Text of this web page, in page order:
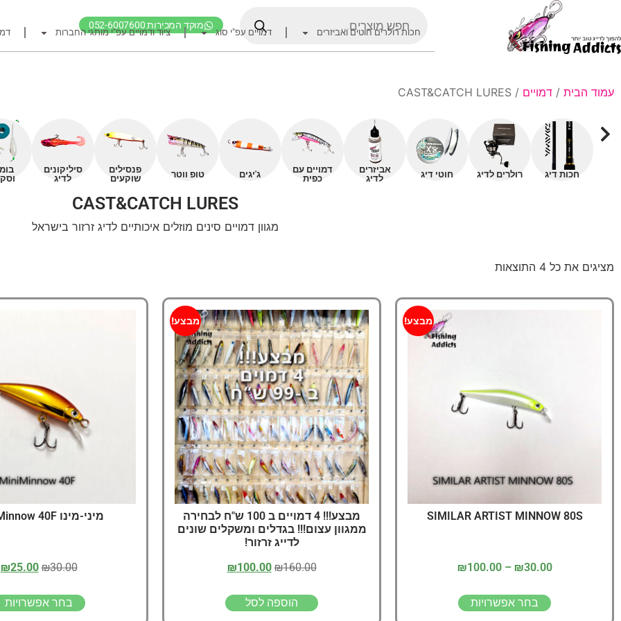
מוקד המכירות 052-6007600
דף הבית
רולרים
אביזרים לרולר
חוטי דיג מומלצים
אביזרים מומלצים לדיג
החנות שלי – ציוד
חכות רולרים חוטים ואביזרים דמויים עפ"י סוג ציוד ודמויים עפ"י מותגי החברות
עמוד הבית / דמויים / CAST&CATCH LURES
חכות דיג רולרים לדיג חוטי דיג
אביזרים
לדיג
דמויים עם
כפית
ג'יגים טופ ווטר
פנסילים
שוקעים
סיליקונים
לדיג
CAST&CATCH LURES
מגוון דמויים סינים מוזלים איכותיים לדיג זרזור בישראל
מציגים את כל ⁦4⁩ התוצאות
מבצע!
SIMILAR ARTIST MINNOW 80S
₪30.00
–
₪100.00
בחר אפשרויות
מבצע!
מבצע!!! 4 דמויים ב 100 ש"ח לבחירה
ממגוון עצום!!! בגדלים ומשקלים שונים
לדייג זרזור!
₪160.00
₪100.00
הוספה לסל
מיני-מינו MiniMinnow 40F
₪30.00
₪25.00
בחר אפשרויות